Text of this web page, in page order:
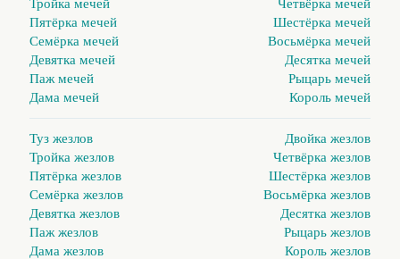
Тройка мечей
Четвёрка мечей
Пятёрка мечей
Шестёрка мечей
Семёрка мечей
Восьмёрка мечей
Девятка мечей
Десятка мечей
Паж мечей
Рыцарь мечей
Дама мечей
Король мечей
Туз жезлов
Двойка жезлов
Тройка жезлов
Четвёрка жезлов
Пятёрка жезлов
Шестёрка жезлов
Семёрка жезлов
Восьмёрка жезлов
Девятка жезлов
Десятка жезлов
Паж жезлов
Рыцарь жезлов
Дама жезлов
Король жезлов